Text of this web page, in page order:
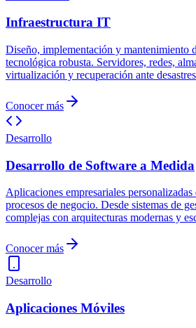
Infraestructura IT
Diseño, implementación y mantenimiento
tecnológica robusta. Servidores, redes,
virtualización y recuperación ante
Conocer más
Desarrollo
Desarrollo de Software a Medida
Aplicaciones empresariales personalizadas
procesos de negocio. Desde sistemas de
complejas con arquitecturas modernas y
Conocer más
Desarrollo
Aplicaciones Móviles